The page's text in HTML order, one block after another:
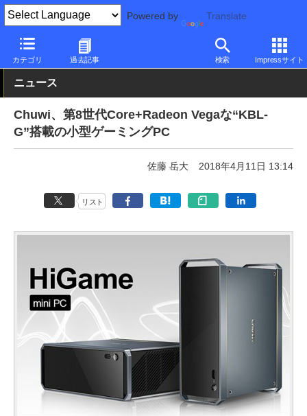
Powered by Translate
カテゴリ 過去記事 検索 Impressサイト
PC Watch パソコン/タブレット/スマートフォン ゲーミングパソ
ニュース
Chuwi、第8世代Core+Radeon Vegaな“KBL-
G”搭載の小型ゲーミングPC
佐藤 岳大 2018年4月11日 13:14
リスト